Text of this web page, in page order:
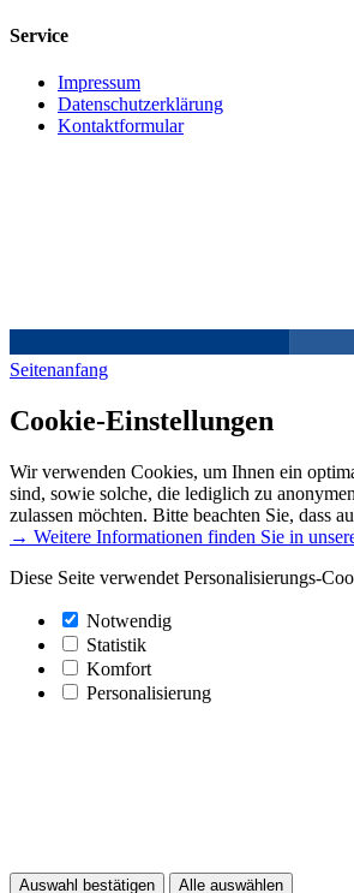
Service
Impressum
Datenschutzerklärung
Kontaktformular
Seitenanfang
Cookie-Einstellungen
Wir verwenden Cookies, um Ihnen ein
sind, sowie solche, die lediglich zu
zulassen möchten. Bitte beachten Sie, dass
→ Weitere Informationen finden Sie in
Diese Seite verwendet Personalisierungs-
Notwendig
Statistik
Komfort
Personalisierung
Auswahl bestätigen Alle auswählen